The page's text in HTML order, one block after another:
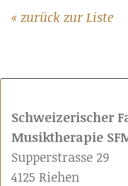
« zurück zur Liste
Schweizerischer
Musiktherapie
Supperstrasse 29
4125 Riehen